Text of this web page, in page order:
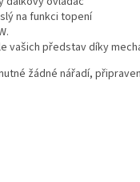
na funkci topení
vašich představ díky
žádné nářadí,